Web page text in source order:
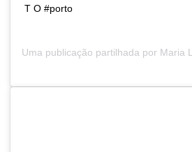
T O #porto
Uma publicação partilhada por Maria